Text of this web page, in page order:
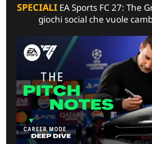
SPECIALIEA Sports FC 27: The
giochi social che vuole